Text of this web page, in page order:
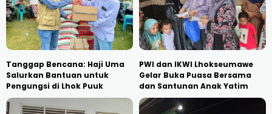
Tanggap Bencana: Haji Uma
Salurkan Bantuan untuk
Pengungsi di Lhok Puuk
PWI dan IKWI Lhokseumawe
Gelar Buka Puasa Bersama
dan Santunan Anak Yatim